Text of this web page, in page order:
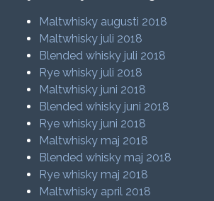
Maltwhisky augusti 2018
Maltwhisky juli 2018
Blended whisky juli 2018
Rye whisky juli 2018
Maltwhisky juni 2018
Blended whisky juni 2018
Rye whisky juni 2018
Maltwhisky maj 2018
Blended whisky maj 2018
Rye whisky maj 2018
Maltwhisky april 2018